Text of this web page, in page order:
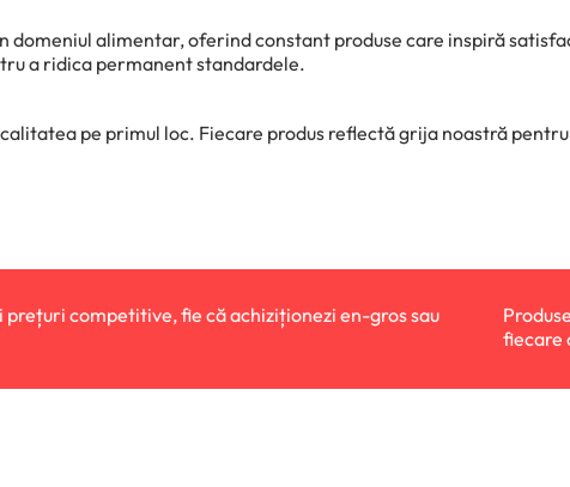
domeniul alimentar, oferind constant produse care inspiră
a ridica permanent standardele.
pe primul loc. Fiecare produs reflectă grija noastră
fie că achiziționezi en-gros sau
Produse 100%
fiecare comandă